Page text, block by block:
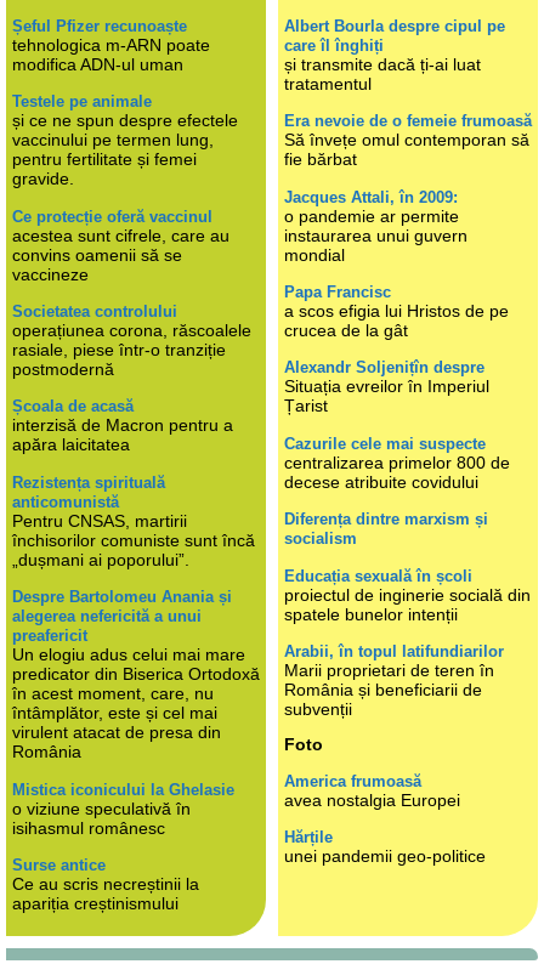
Șeful Pfizer recunoaște
tehnologica m-ARN poate
modifica ADN-ul uman
Testele pe animale
și ce ne spun despre efectele
vaccinului pe termen lung,
pentru fertilitate și femei
gravide.
Ce protecție oferă vaccinul
acestea sunt cifrele, care au
convins oamenii să se
vaccineze
Societatea controlului
operațiunea corona, răscoalele
rasiale, piese într-o tranziție
postmodernă
Școala de acasă
interzisă de Macron pentru a
apăra laicitatea
Rezistența spirituală
anticomunistă
Pentru CNSAS, martirii
închisorilor comuniste sunt încă
„dușmani ai poporului”.
Despre Bartolomeu Anania și
alegerea nefericită a unui
preafericit
Un elogiu adus celui mai mare
predicator din Biserica Ortodoxă
în acest moment, care, nu
întâmplător, este și cel mai
virulent atacat de presa din
România
Mistica iconicului la Ghelasie
o viziune speculativă în
isihasmul românesc
Surse antice
Ce au scris necreștinii la
apariția creștinismului
Albert Bourla despre cipul pe
care îl înghiți
și transmite dacă ți-ai luat
tratamentul
Era nevoie de o femeie frumoasă
Să învețe omul contemporan să
fie bărbat
Jacques Attali, în 2009:
o pandemie ar permite
instaurarea unui guvern
mondial
Papa Francisc
a scos efigia lui Hristos de pe
crucea de la gât
Alexandr Soljenițîn despre
Situația evreilor în Imperiul
Țarist
Cazurile cele mai suspecte
centralizarea primelor 800 de
decese atribuite covidului
Diferența dintre marxism și
socialism
Educația sexuală în școli
proiectul de inginerie socială din
spatele bunelor intenții
Arabii, în topul latifundiarilor
Marii proprietari de teren în
România și beneficiarii de
subvenții
Foto
America frumoasă
avea nostalgia Europei
Hărțile
unei pandemii geo-politice